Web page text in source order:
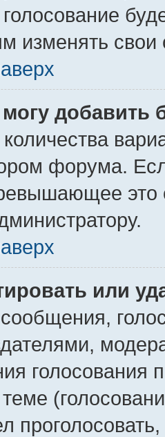
голосование
изменять свои
добавить
форума.
это
или
голосования